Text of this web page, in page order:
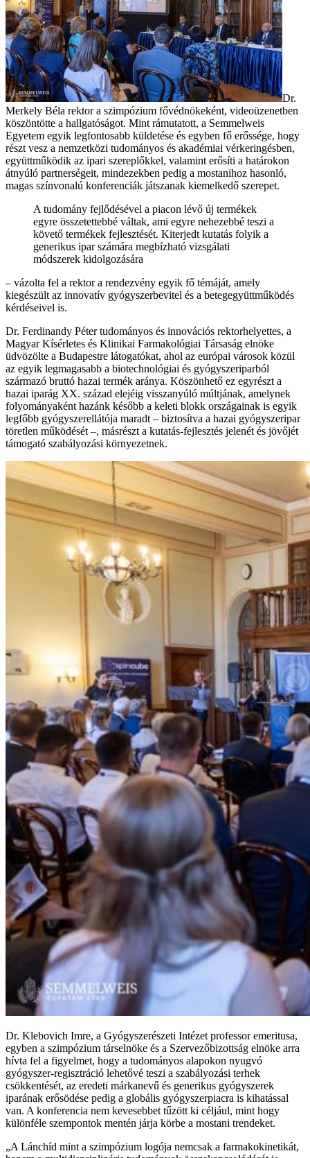
Dr.
Merkely Béla rektor a szimpózium fővédnökeként, videoüzenetben
köszöntötte a hallgatóságot. Mint rámutatott, a Semmelweis
Egyetem egyik legfontosabb küldetése és egyben fő erőssége, hogy
részt vesz a nemzetközi tudományos és akadémiai vérkeringésben,
együttműködik az ipari szereplőkkel, valamint erősíti a határokon
átnyúló partnerségeit, mindezekben pedig a mostanihoz hasonló,
magas színvonalú konferenciák játszanak kiemelkedő szerepet.
A tudomány fejlődésével a piacon lévő új termékek
egyre összetettebbé váltak, ami egyre nehezebbé teszi a
követő termékek fejlesztését. Kiterjedt kutatás folyik a
generikus ipar számára megbízható vizsgálati
módszerek kidolgozására
– vázolta fel a rektor a rendezvény egyik fő témáját, amely
kiegészült az innovatív gyógyszerbevitel és a betegegyüttműködés
kérdéseivel is.
Dr. Ferdinandy Péter tudományos és innovációs rektorhelyettes, a
Magyar Kísérletes és Klinikai Farmakológiai Társaság elnöke
üdvözölte a Budapestre látogatókat, ahol az európai városok közül
az egyik legmagasabb a biotechnológiai és gyógyszeriparból
származó bruttó hazai termék aránya. Köszönhető ez egyrészt a
hazai iparág XX. század elejéig visszanyúló múltjának, amelynek
folyományaként hazánk később a keleti blokk országainak is egyik
legfőbb gyógyszerellátója maradt – biztosítva a hazai gyógyszeripar
töretlen működését –, másrészt a kutatás-fejlesztés jelenét és jövőjét
támogató szabályozási környezetnek.
Dr. Klebovich Imre, a Gyógyszerészeti Intézet professor emeritusa,
egyben a szimpózium társelnöke és a Szervezőbizottság elnöke arra
hívta fel a figyelmet, hogy a tudományos alapokon nyugvó
gyógyszer-regisztráció lehetővé teszi a szabályozási terhek
csökkentését, az eredeti márkanevű és generikus gyógyszerek
iparának erősödése pedig a globális gyógyszerpiacra is kihatással
van. A konferencia nem kevesebbet tűzött ki céljául, mint hogy
különféle szempontok mentén járja körbe a mostani trendeket.
„A Lánchíd mint a szimpózium logója nemcsak a farmakokinetikát,